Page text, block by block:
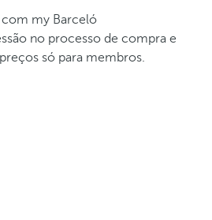
my Barceló
no processo de compra e
só para membros.